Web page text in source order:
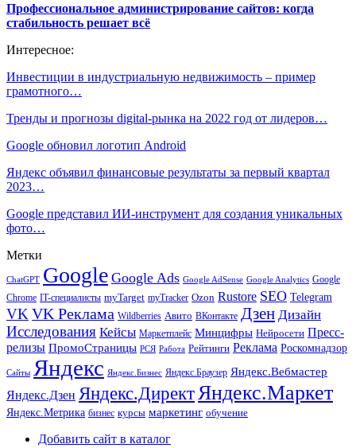
Профессиональное администрирование сайтов: когда
стабильность решает всё
Интересное:
Инвестиции в индустриальную недвижимость – пример
грамотного…
Тренды и прогнозы digital-рынка на 2022 год от лидеров…
Google обновил логотип Android
Яндекс объявил финансовые результаты за первый квартал
2023…
Google представил ИИ-инструмент для создания уникальных
фото…
Метки
ChatGPT Google Google Ads Google AdSense Google Analytics Google
Chrome IT-специалисты myTarget myTracker Ozon Rustore SEO Telegram
VK VK Реклама Wildberries Авито ВКонтакте Дзен Дизайн
Исследования Кейсы Маркетплейс Минцифры Нейросети Пресс-
релизы ПромоСтраницы РСЯ Работа Рейтинги Реклама Роскомнадзор
Сайты Яндекс Яндекс.Бизнес Яндекс.Браузер Яндекс.Вебмастер
Яндекс.Дзен Яндекс.ДиректЯндекс.Маркет
Яндекс.Метрика бизнес курсы маркетинг обучение
Добавить сайт в каталог